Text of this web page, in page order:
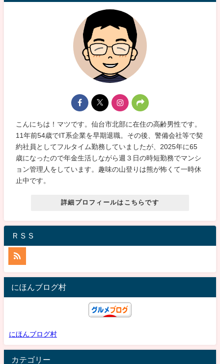
こんにちは！マツです。仙台市北部に在住の高齢男性です。
11年前54歳でIT系企業を早期退職。その後、警備会社等で契
約社員としてフルタイム勤務していましたが、2025年に65
歳になったので年金生活しながら週３日の時短勤務でマンシ
ョン管理人をしています。趣味の山登りは熊が怖くて一時休
止中です。
詳細プロフィールはこちらです
ＲＳＳ
にほんブログ村
にほんブログ村
カテゴリー